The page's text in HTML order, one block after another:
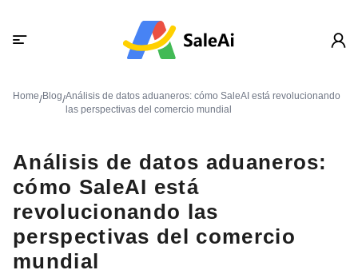
Home/Blog/Análisis de datos aduaneros: cómo SaleAI está revolucionando
las perspectivas del comercio mundial
Análisis de datos aduaneros:
cómo SaleAI está
revolucionando las
perspectivas del comercio
mundial